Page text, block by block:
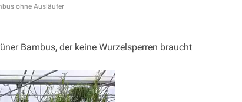
ohne Ausläufer
Bambus, der keine Wurzelsperren braucht